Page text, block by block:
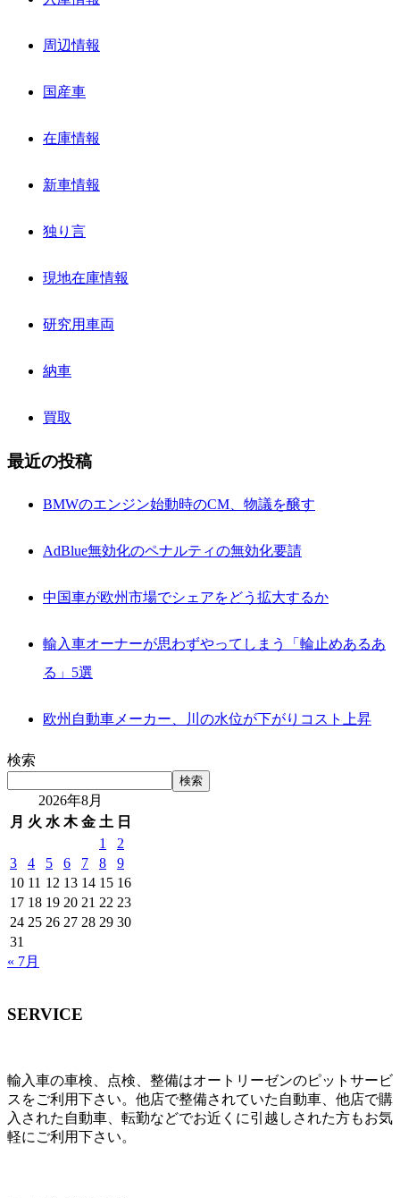
周辺情報
国産車
在庫情報
新車情報
独り言
現地在庫情報
研究用車両
納車
買取
最近の投稿
BMWのエンジン始動時のCM、物議を醸す
AdBlue無効化のペナルティの無効化要請
中国車が欧州市場でシェアをどう拡大するか
輸入車オーナーが思わずやってしまう「輪止めあるあ
る」5選
欧州自動車メーカー、川の水位が下がりコスト上昇
検索
検索
2026年8月
月 火 水 木 金 土 日
1
2
3
4 5 6 7 8
9
10 11 12 13 14 15 16
17 18 19 20 21 22 23
24 25 26 27 28 29 30
31
« 7月
SERVICE
輸入車の車検、点検、整備はオートリーゼンのピットサービ
スをご利用下さい。他店で整備されていた自動車、他店で購
入された自動車、転勤などでお近くに引越しされた方もお気
軽にご利用下さい。